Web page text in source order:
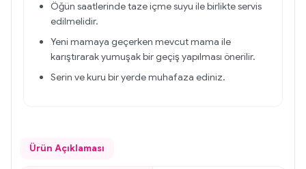
Öğün saatlerinde taze içme suyu ile birlikte servis
edilmelidir.
Yeni mamaya geçerken mevcut mama ile
karıştırarak yumuşak bir geçiş yapılması önerilir.
Serin ve kuru bir yerde muhafaza ediniz.
Ürün Açıklaması